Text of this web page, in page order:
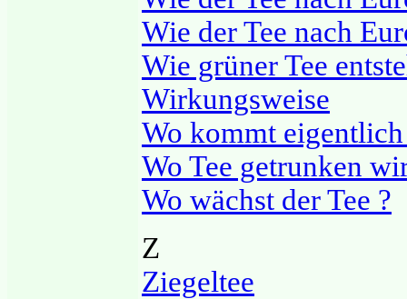
Wie der Tee nach
Wie grüner Tee
Wirkungsweise
Wo kommt
Wo Tee getrunken
Wo wächst der Tee ?
Z
Ziegeltee